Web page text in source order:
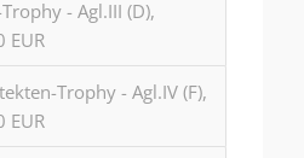
- Agl.III (D),
EUR
Trophy - Agl.IV (F),
EUR